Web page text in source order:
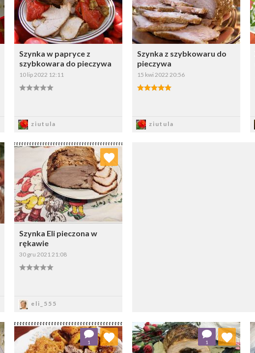
Szynka w papryce z
szybkowara do pieczywa
10 lip 2022 12:11
ziutula
Szynka z szybkowaru do
pieczywa
15 kwi 2022 20:56
ziutula
Szynka Eli pieczona w
rękawie
30 gru 2021 21:08
eli_555
Dodaj do ulubionych
Wybierz listę:
1
Dodaj do ulubionych
1
Dodaj do ulubionych